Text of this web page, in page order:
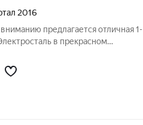
2016
предлагается отличная 1-
в прекрасном
оснащена евроремонтом,